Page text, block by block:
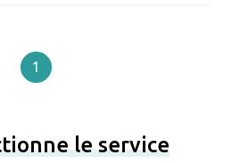
1
le service